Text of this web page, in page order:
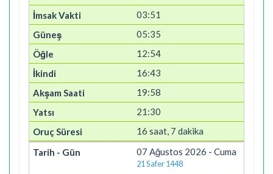
03:51
05:35
12:54
16:43
19:58
21:30
16 saat, 7 dakika
07 Ağustos 2026 - Cuma
21 Safer 1448